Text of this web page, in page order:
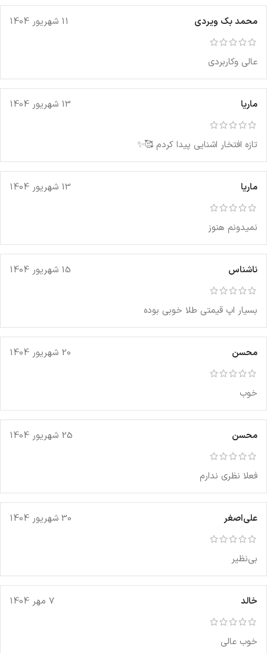
محمد بک ویردی 11 شهریور 1404
عالی وکاربردی
ماریا 13 شهریور 1404
تازه افتخار اشنایی پیدا کردم 🥰✨
ماریا 13 شهریور 1404
نمیدونم هنوز
ناشناس 15 شهریور 1404
بسیار اپ قیمتی طلا خوبی بوده
محسن 20 شهریور 1404
خوب
محسن 25 شهریور 1404
فعلا نظری ندارم
علی‌اصغر 30 شهریور 1404
بی‌نظیر
خالد 7 مهر 1404
خوب عالی